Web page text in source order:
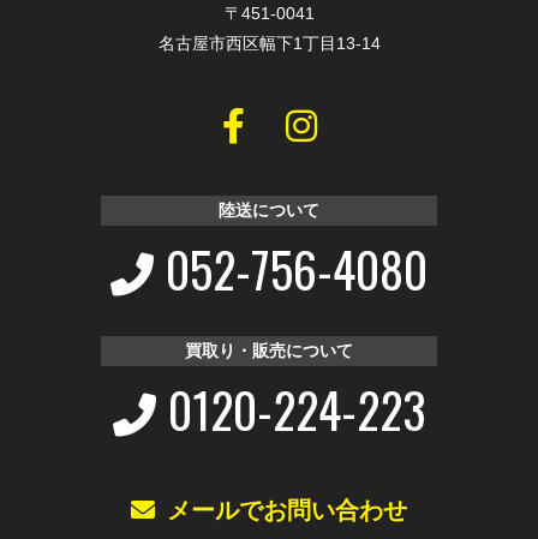
〒451-0041
名古屋市西区幅下1丁目13-14
陸送について
052-756-4080
買取り・販売について
0120-224-223
メールでお問い合わせ